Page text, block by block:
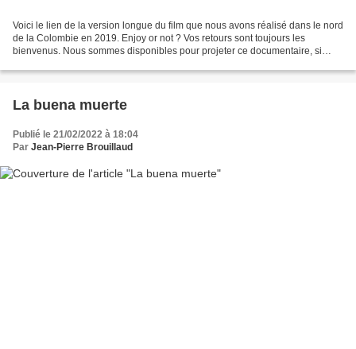
Voici le lien de la version longue du film que nous avons réalisé dans le nord
de la Colombie en 2019. Enjoy or not ? Vos retours sont toujours les
bienvenus. Nous sommes disponibles pour projeter ce documentaire, si
La buena muerte
Publié le 21/02/2022 à 18:04
Par Jean-Pierre Brouillaud